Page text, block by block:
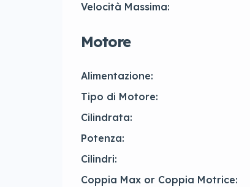
Velocità Massima:
Motore
Alimentazione:
Tipo di Motore:
Cilindrata:
Potenza:
Cilindri:
Coppia Max or Coppia Motrice: